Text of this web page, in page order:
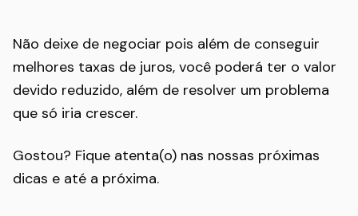
Não deixe de negociar pois além de conseguir
melhores taxas de juros, você poderá ter o valor
devido reduzido, além de resolver um problema
que só iria crescer.
Gostou? Fique atenta(o) nas nossas próximas
dicas e até a próxima.